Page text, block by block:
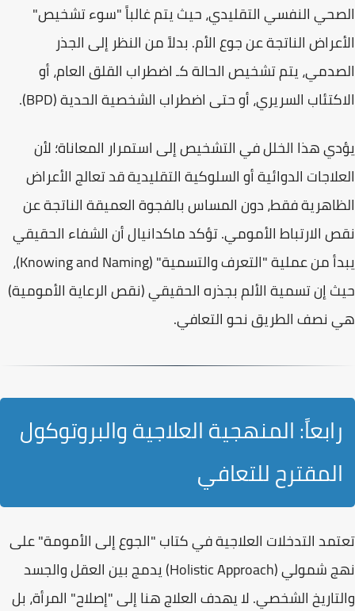
الصحي النفسي التقليدي، حيث يتم غالباً "سوء تشخيص"
الأعراض الناتجة عن جوع الأم. بدلاً من النظر إلى الجذر
الصدمي، يتم تشخيص الحالة كـاضطراب القلق العام، أو
الاكتئاب السريري، أو حتى اضطراب الشخصية الحدية (BPD).
يؤدي هذا الخلل في التشخيص إلى استمرار المعاناة؛ لأن
العلاجات الدوائية أو السلوكية التقليدية قد تعالج الأعراض
الظاهرية فقط، دون المساس بالفجوة العميقة الناتجة عن
نقص الارتباط الأمومي. تؤكد ماكدانيال أن الشفاء الحقيقي
يبدأ من عملية"التعرف والتسمية" (Knowing and Naming)
،
حيث إن تسمية الألم بجذره الحقيقي (نقص الرعاية الأمومية)
هي نصف الطريق نحو التعافي.
رابعاً: المنهجية العلاجية والبروتوكول
المقترح للتعافي
تعتمد التدخلات العلاجية في كتاب "الجوع إلى الأمومة" على
نهج شمولي (Holistic Approach) يدمج بين العقل والجسد
والتاريخ الشخصي. لا يهدف العلاج هنا إلى "إصلاح" المرأة، بل